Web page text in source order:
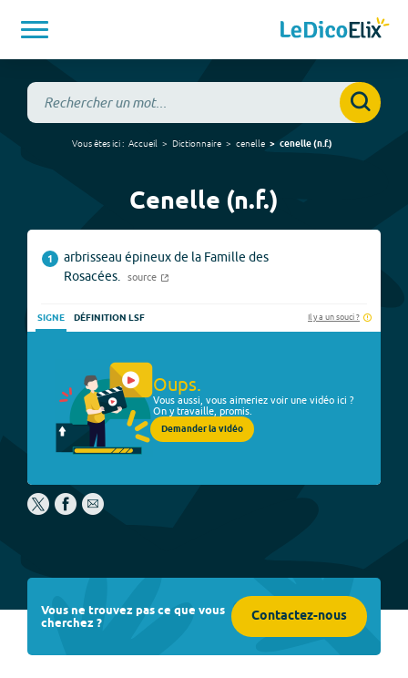
Vous êtes ici : Accueil Dictionnaire cenelle cenelle(n.f.)
Cenelle (n.f.)
1
arbrisseau épineux de la Famille des
Rosacées.
source
SIGNE DÉFINITION LSF Il y a un souci ?
Oups.
Vous aussi, vous aimeriez voir une vidéo ici ?
On y travaille, promis.
Demander la vidéo
Vous ne trouvez pas ce que vous
cherchez ? Contactez-nous